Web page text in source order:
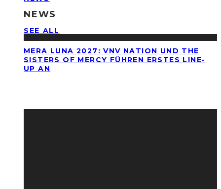
NEWS
SEE ALL
MERA LUNA 2027: VNV NATION UND THE
SISTERS OF MERCY FÜHREN ERSTES LINE-
UP AN